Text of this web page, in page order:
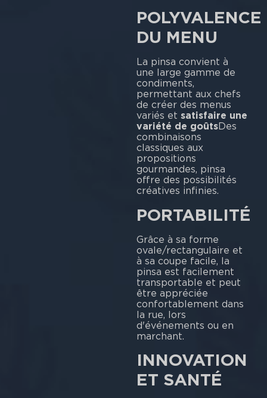
POLYVALENCE
DU MENU
La pinsa convient à
une large gamme de
condiments,
permettant aux chefs
de créer des menus
variés et satisfaire une
variété de goûtsDes
combinaisons
classiques aux
propositions
gourmandes, pinsa
offre des possibilités
créatives infinies.
PORTABILITÉ
Grâce à sa forme
ovale/rectangulaire et
à sa coupe facile, la
pinsa est facilement
transportable et peut
être appréciée
confortablement dans
la rue, lors
d'événements ou en
marchant.
INNOVATION
ET SANTÉ